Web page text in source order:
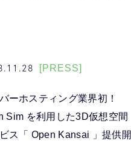
[PRESS]
ーホスティング業界初！
Sim を利用した3D仮想空間
ス「 Open Kansai 」提供開